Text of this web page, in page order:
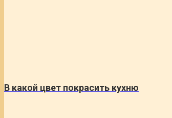
В какой цвет покрасить кухню